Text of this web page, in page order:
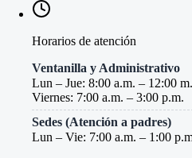
Horarios de atención
Ventanilla y Administrativo
Lun – Jue: 8:00 a.m. – 12:00
Viernes: 7:00 a.m. – 3:00 p.m.
Sedes (Atención a padres)
Lun – Vie: 7:00 a.m. – 1:00